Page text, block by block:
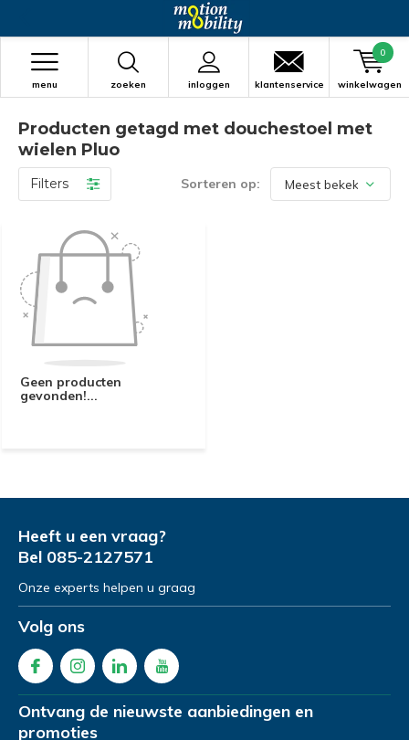
zoeken inloggen
menu klantenservice winkelwagen
0
Producten getagd met douchestoel met
wielen Pluo
Filters Sorteren op:
Geen producten
gevonden!...
Heeft u een vraag?
Bel 085-2127571
Onze experts helpen u graag
Volg ons
Ontvang de nieuwste aanbiedingen en
promoties